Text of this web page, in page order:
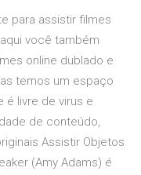
para assistir filmes
você também
online dublado e
temos um espaço
é livre de virus e
de conteúdo,
Assistir Objetos
(Amy Adams) é